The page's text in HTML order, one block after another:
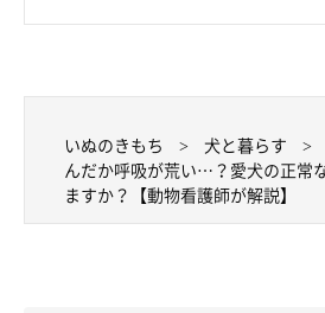
いぬのきもち 犬と暮らす
んだか呼吸が荒い…？愛犬の正常
ますか？【動物看護師が解説】